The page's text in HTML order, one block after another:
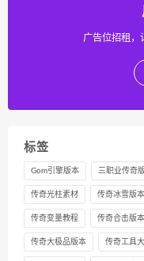
广告位招租，
标签
Gom引擎版本 三职业传奇
传奇光柱素材 传奇冰雪版本
传奇变量教程 传奇合击版本
传奇大极品版本 传奇工具